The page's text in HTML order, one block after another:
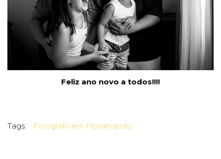
Feliz ano novo a todos!!!!
Tags:
Fotógrafo em Florianópolis